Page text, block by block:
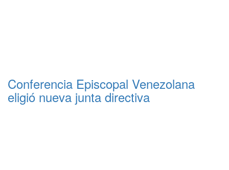
Conferencia Episcopal Venezolana
eligió nueva junta directiva